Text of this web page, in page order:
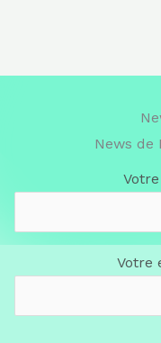
News de
Votre